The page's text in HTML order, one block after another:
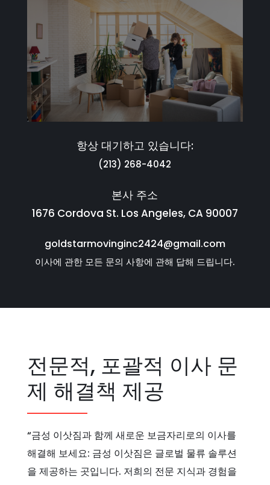
항상 대기하고 있습니다:
(213) 268-4042
본사 주소
1676 Cordova St. Los Angeles, CA 90007
goldstarmovinginc2424@gmail.com
이사에 관한 모든 문의 사항에 관해 답해 드립니다.
전문적, 포괄적 이사 문
제 해결책 제공
“금성 이삿짐과 함께 새로운 보금자리로의 이사를
해결해 보세요: 금성 이삿짐은 글로벌 물류 솔루션
을 제공하는 곳입니다. 저희의 전문 지식과 경험을